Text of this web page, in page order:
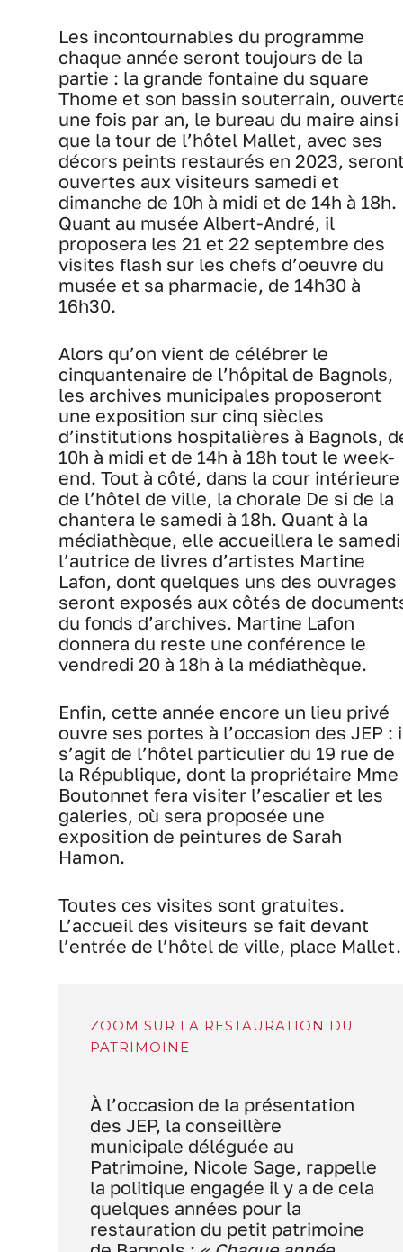
Les incontournables du programme
chaque année seront toujours de la
partie : la grande fontaine du square
Thome et son bassin souterrain,
une fois par an, le bureau du maire ainsi
que la tour de l’hôtel Mallet, avec ses
décors peints restaurés en 2023,
ouvertes aux visiteurs samedi et
dimanche de 10h à midi et de 14h à 18h.
Quant au musée Albert-André, il
proposera les 21 et 22 septembre des
visites flash sur les chefs d’oeuvre du
musée et sa pharmacie, de 14h30 à
16h30.
Alors qu’on vient de célébrer le
cinquantenaire de l’hôpital de Bagnols,
les archives municipales proposeront
une exposition sur cinq siècles
d’institutions hospitalières à Bagnols,
10h à midi et de 14h à 18h tout le week-
end. Tout à côté, dans la cour intérieure
de l’hôtel de ville, la chorale De si de la
chantera le samedi à 18h. Quant à la
médiathèque, elle accueillera le samedi
l’autrice de livres d’artistes Martine
Lafon, dont quelques uns des ouvrages
seront exposés aux côtés de
du fonds d’archives. Martine Lafon
donnera du reste une conférence le
vendredi 20 à 18h à la médiathèque.
Enfin, cette année encore un lieu privé
ouvre ses portes à l’occasion des JEP :
s’agit de l’hôtel particulier du 19 rue de
la République, dont la propriétaire Mme
Boutonnet fera visiter l’escalier et les
galeries, où sera proposée une
exposition de peintures de Sarah
Hamon.
Toutes ces visites sont gratuites.
L’accueil des visiteurs se fait devant
l’entrée de l’hôtel de ville, place Mallet.
ZOOM SUR LA RESTAURATION DU
PATRIMOINE
À l’occasion de la présentation
des JEP, la conseillère
municipale déléguée au
Patrimoine, Nicole Sage, rappelle
la politique engagée il y a de cela
quelques années pour la
restauration du petit patrimoine